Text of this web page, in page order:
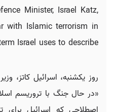
Minister, Israel Katz,
with Islamic terrorism in
Israel uses to describe
روز یکشنبه، اسرائیل کاتز،
«در حال جنگ با تروریسم